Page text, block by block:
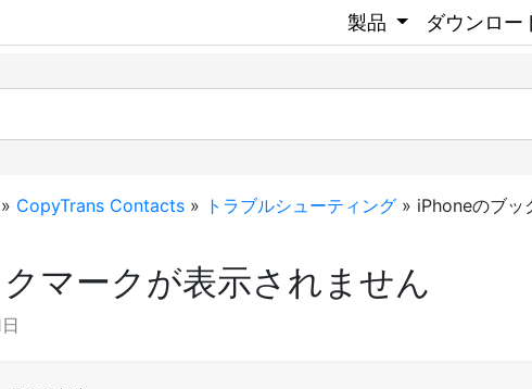
製品 ダウンロー
» CopyTrans Contacts » トラブルシューティング » iPhoneのブッ
マークが表示されません